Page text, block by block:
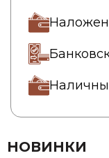
НОВИНКИ